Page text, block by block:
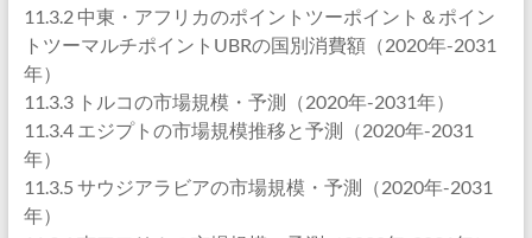
11.3.2 中東・アフリカのポイントツーポイント＆ポイン
トツーマルチポイントUBRの国別消費額（2020年-2031
年）
11.3.3 トルコの市場規模・予測（2020年-2031年）
11.3.4 エジプトの市場規模推移と予測（2020年-2031
年）
11.3.5 サウジアラビアの市場規模・予測（2020年-2031
年）